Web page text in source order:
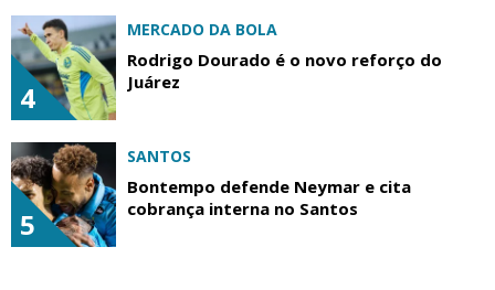
4
MERCADO DA BOLA
Rodrigo Dourado é o novo reforço do
Juárez
5
SANTOS
Bontempo defende Neymar e cita
cobrança interna no Santos